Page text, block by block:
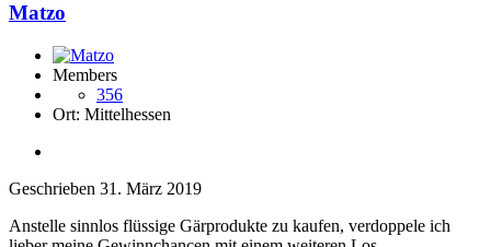
Matzo
Members
356
Ort: Mittelhessen
Geschrieben 31. März 2019
Anstelle sinnlos flüssige Gärprodukte zu kaufen, verdoppele ich